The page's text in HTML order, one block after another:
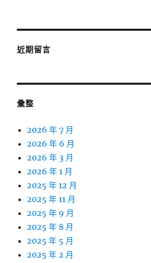
近期留言
彙整
2026 年 7 月
2026 年 6 月
2026 年 3 月
2026 年 1 月
2025 年 12 月
2025 年 11 月
2025 年 9 月
2025 年 8 月
2025 年 5 月
2025 年 2 月